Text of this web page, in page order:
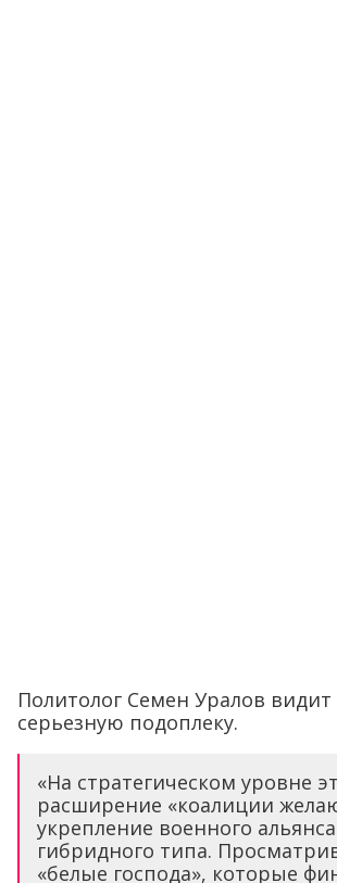
Политолог Семен Уралов видит
серьезную подоплеку.
«На стратегическом уровне
расширение «коалиции
укрепление военного альянса
гибридного типа.
«белые господа», которые